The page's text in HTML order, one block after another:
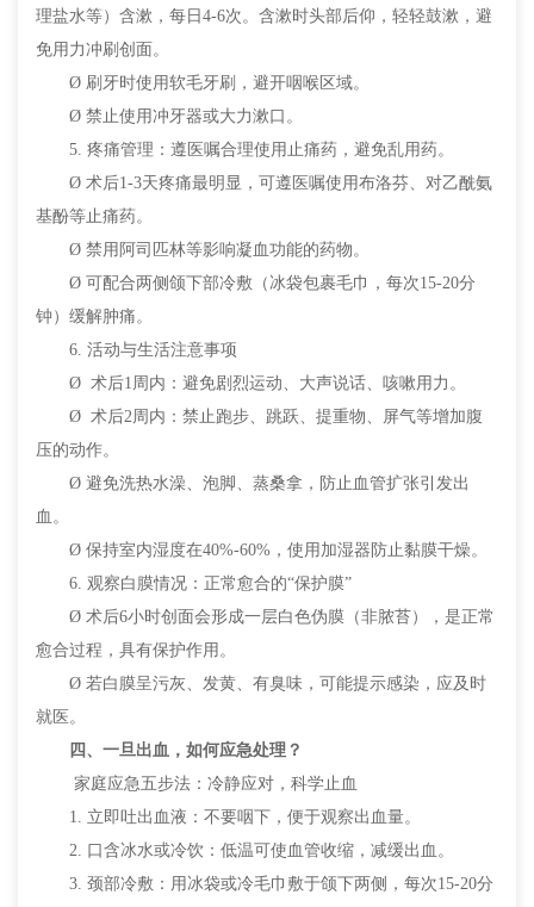
理盐水等）含漱，每日4-6次。含漱时头部后仰，轻轻鼓漱，避
免用力冲刷创面。
Ø 刷牙时使用软毛牙刷，避开咽喉区域。
Ø 禁止使用冲牙器或大力漱口。
5. 疼痛管理：遵医嘱合理使用止痛药，避免乱用药。
Ø 术后1-3天疼痛最明显，可遵医嘱使用布洛芬、对乙酰氨
基酚等止痛药。
Ø 禁用阿司匹林等影响凝血功能的药物。
Ø 可配合两侧颌下部冷敷（冰袋包裹毛巾，每次15-20分
钟）缓解肿痛。
6. 活动与生活注意事项
Ø 术后1周内：避免剧烈运动、大声说话、咳嗽用力。
Ø 术后2周内：禁止跑步、跳跃、提重物、屏气等增加腹
压的动作。
Ø 避免洗热水澡、泡脚、蒸桑拿，防止血管扩张引发出
血。
Ø 保持室内湿度在40%-60%，使用加湿器防止黏膜干燥。
6. 观察白膜情况：正常愈合的“保护膜”
Ø 术后6小时创面会形成一层白色伪膜（非脓苔），是正常
愈合过程，具有保护作用。
Ø 若白膜呈污灰、发黄、有臭味，可能提示感染，应及时
就医。
四、一旦出血，如何应急处理？
家庭应急五步法：冷静应对，科学止血
1. 立即吐出血液：不要咽下，便于观察出血量。
2. 口含冰水或冷饮：低温可使血管收缩，减缓出血。
3. 颈部冷敷：用冰袋或冷毛巾敷于颌下两侧，每次15-20分